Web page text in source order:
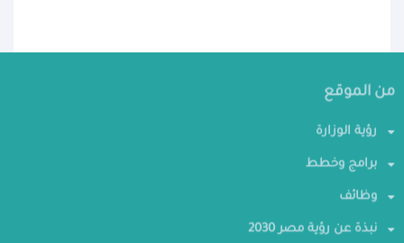
من الموقع
رؤية الوزارة
برامج وخطط
وظائف
نبذة عن رؤية مصر 2030